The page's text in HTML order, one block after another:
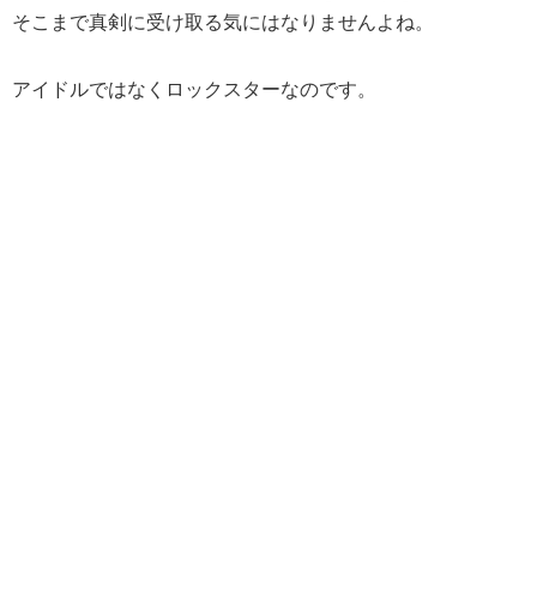
そこまで真剣に受け取る気にはなりませんよね。
アイドルではなくロックスターなのです。